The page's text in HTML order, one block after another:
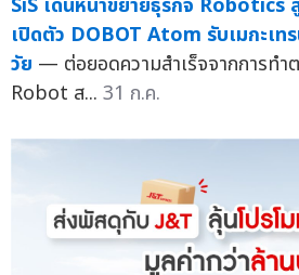
เปิดตัว DOBOT Atom รับเมกะเ
วัย — ต่อยอดความสำเร็จจากการท
Robot ส... 31 ก.ค.